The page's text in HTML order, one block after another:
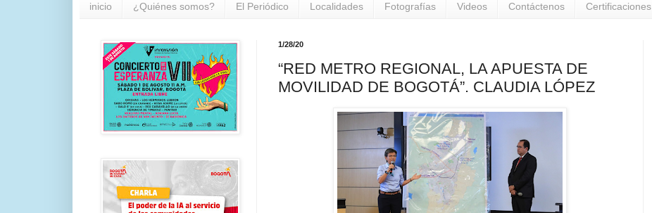
inicio ¿Quiénes somos? El Periódico Localidades Fotografías Videos Contáctenos Certificaciones
1/28/20
“RED METRO REGIONAL, LA APUESTA DE
MOVILIDAD DE BOGOTÁ”. CLAUDIA LÓPEZ